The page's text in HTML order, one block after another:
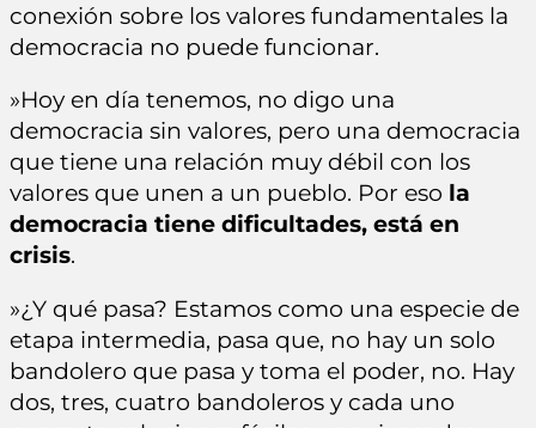
conexión sobre los valores fundamentales la
democracia no puede funcionar.
»Hoy en día tenemos, no digo una
democracia sin valores, pero una democracia
que tiene una relación muy débil con los
valores que unen a un pueblo. Por eso la
democracia tiene dificultades, está en
crisis.
»¿Y qué pasa? Estamos como una especie de
etapa intermedia, pasa que, no hay un solo
bandolero que pasa y toma el poder, no. Hay
dos, tres, cuatro bandoleros y cada uno